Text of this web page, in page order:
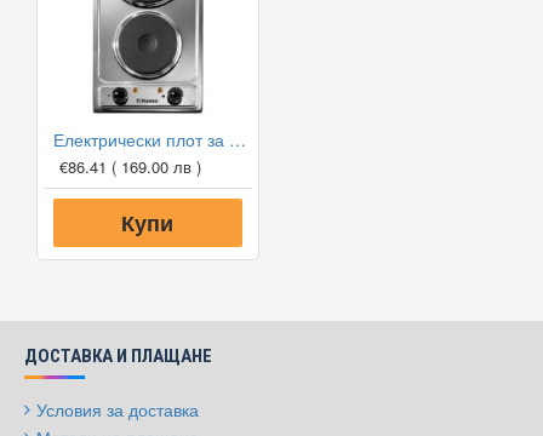
Електрически плот за вграждане Hansa BHEI301077
€86.41 ( 169.00 лв )
Купи
ДОСТАВКА И ПЛАЩАНЕ
Условия за доставка